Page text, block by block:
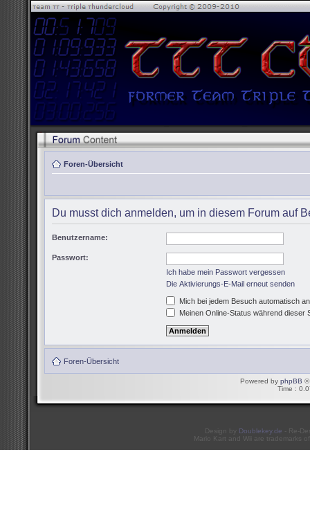
Foren-Übersicht
Du musst dich anmelden, um in diesem Forum auf
Benutzername:
Passwort:
Ich habe mein Passwort vergessen
Die Aktivierungs-E-Mail erneut senden
Mich bei jedem Besuch automatisch
Meinen Online-Status während dieser
Foren-Übersicht
Powered by phpBB ©
Time :
Design by Doublekey.de - Re-
Mario Kart and Wii are trademarks